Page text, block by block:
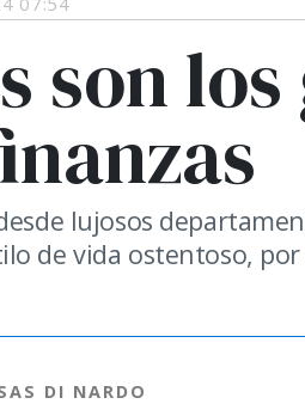
son
lujosos
de vida ostentoso,
DI NARDO